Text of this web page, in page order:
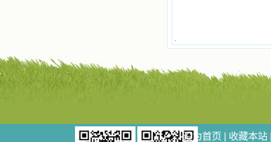
设为首页 | 收藏本站